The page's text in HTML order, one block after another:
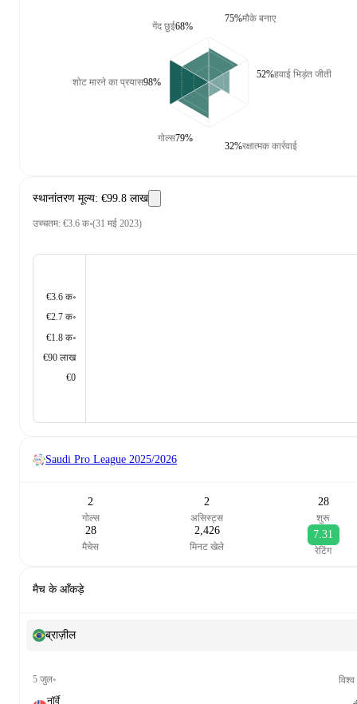
गेंद छुई68%
शोट मारने का प्रयास98%
गोल्स79%
मौके बनाए
75%
हवाई भिड़ंत जीती
52%
रक्षात्मक कार्रवाई
32%
स्थानांतरण मूल्य: €99.8 लाख
उच्चतम: €3.6 क॰(31 मई 2023)
€3.6 क॰
€2.7 क॰
€1.8 क॰
€90 लाख
€0
Saudi Pro League 2025/2026
2
गोल्स
2
असिस्ट्स
28
शुरू
28
मैचेस
2,426
मिनट खेले
7.31
रेटिंग
मैच के आँकड़े
ब्राज़ील
5 जुल॰
नॉर्वे